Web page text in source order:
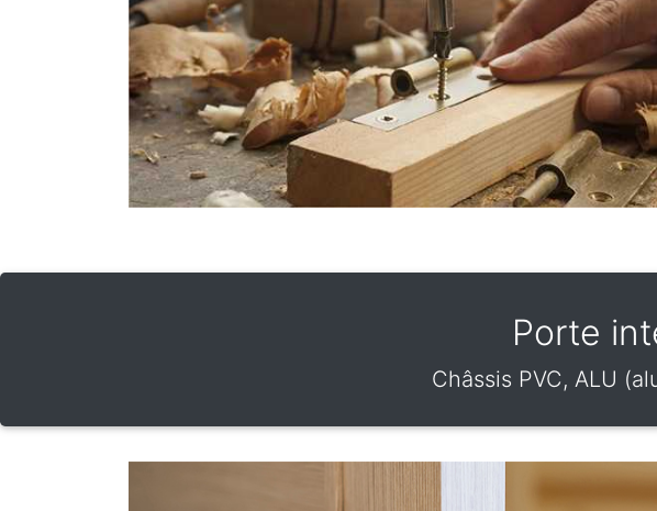
Porte
Châssis PVC, ALU